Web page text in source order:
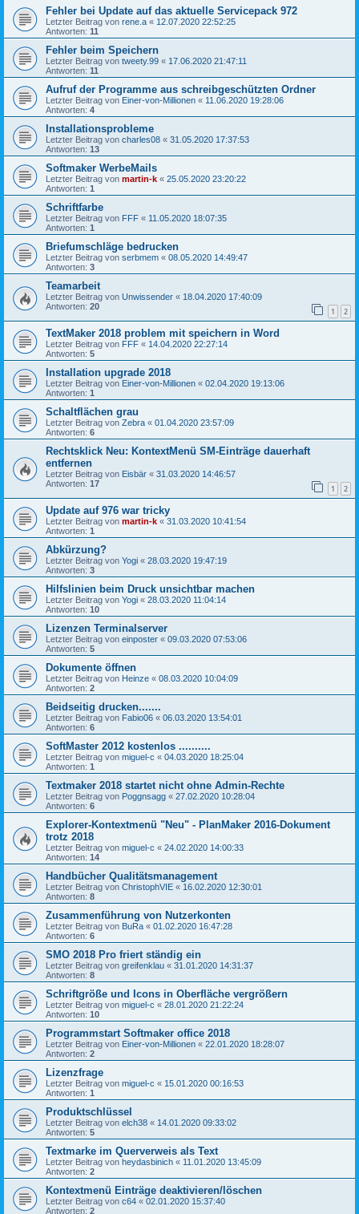
Fehler bei Update auf das aktuelle Servicepack 972
Letzter Beitrag von rene.a « 12.07.2020 22:52:25
Antworten: 11
Fehler beim Speichern
Letzter Beitrag von tweety.99 « 17.06.2020 21:47:11
Antworten: 11
Aufruf der Programme aus schreibgeschützten Ordner
Letzter Beitrag von Einer-von-Millionen « 11.06.2020 19:28:06
Antworten: 4
Installationsprobleme
Letzter Beitrag von charles08 « 31.05.2020 17:37:53
Antworten: 13
Softmaker WerbeMails
Letzter Beitrag von martin-k « 25.05.2020 23:20:22
Antworten: 1
Schriftfarbe
Letzter Beitrag von FFF « 11.05.2020 18:07:35
Antworten: 1
Briefumschläge bedrucken
Letzter Beitrag von serbmem « 08.05.2020 14:49:47
Antworten: 3
Teamarbeit
Letzter Beitrag von Unwissender « 18.04.2020 17:40:09
Antworten: 20 1 2
TextMaker 2018 problem mit speichern in Word
Letzter Beitrag von FFF « 14.04.2020 22:27:14
Antworten: 5
Installation upgrade 2018
Letzter Beitrag von Einer-von-Millionen « 02.04.2020 19:13:06
Antworten: 1
Schaltflächen grau
Letzter Beitrag von Zebra « 01.04.2020 23:57:09
Antworten: 6
Rechtsklick Neu: KontextMenü SM-Einträge dauerhaft
entfernen
Letzter Beitrag von Eisbär « 31.03.2020 14:46:57
Antworten: 17 1 2
Update auf 976 war tricky
Letzter Beitrag von martin-k « 31.03.2020 10:41:54
Antworten: 1
Abkürzung?
Letzter Beitrag von Yogi « 28.03.2020 19:47:19
Antworten: 3
Hilfslinien beim Druck unsichtbar machen
Letzter Beitrag von Yogi « 28.03.2020 11:04:14
Antworten: 10
Lizenzen Terminalserver
Letzter Beitrag von einposter « 09.03.2020 07:53:06
Antworten: 5
Dokumente öffnen
Letzter Beitrag von Heinze « 08.03.2020 10:04:09
Antworten: 2
Beidseitig drucken.......
Letzter Beitrag von Fabio06 « 06.03.2020 13:54:01
Antworten: 6
SoftMaster 2012 kostenlos ..........
Letzter Beitrag von miguel-c « 04.03.2020 18:25:04
Antworten: 1
Textmaker 2018 startet nicht ohne Admin-Rechte
Letzter Beitrag von Poggnsagg « 27.02.2020 10:28:04
Antworten: 6
Explorer-Kontextmenü "Neu" - PlanMaker 2016-Dokument
trotz 2018
Letzter Beitrag von miguel-c « 24.02.2020 14:00:33
Antworten: 14
Handbücher Qualitätsmanagement
Letzter Beitrag von ChristophVIE « 16.02.2020 12:30:01
Antworten: 8
Zusammenführung von Nutzerkonten
Letzter Beitrag von BuRa « 01.02.2020 16:47:28
Antworten: 6
SMO 2018 Pro friert ständig ein
Letzter Beitrag von greifenklau « 31.01.2020 14:31:37
Antworten: 8
Schriftgröße und Icons in Oberfläche vergrößern
Letzter Beitrag von miguel-c « 28.01.2020 21:22:24
Antworten: 10
Programmstart Softmaker office 2018
Letzter Beitrag von Einer-von-Millionen « 22.01.2020 18:28:07
Antworten: 2
Lizenzfrage
Letzter Beitrag von miguel-c « 15.01.2020 00:16:53
Antworten: 1
Produktschlüssel
Letzter Beitrag von elch38 « 14.01.2020 09:33:02
Antworten: 5
Textmarke im Querverweis als Text
Letzter Beitrag von heydasbinich « 11.01.2020 13:45:09
Antworten: 2
Kontextmenü Einträge deaktivieren/löschen
Letzter Beitrag von c64 « 02.01.2020 15:37:40
Antworten: 2